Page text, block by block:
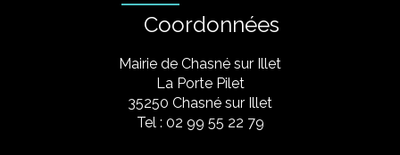
Coordonnées
Mairie de Chasné sur Illet
La Porte Pilet
35250 Chasné sur Illet
Tel : 02 99 55 22 79